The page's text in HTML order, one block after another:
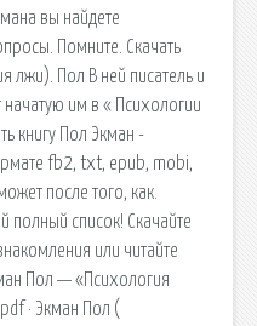
вы найдете
Помните. Скачать
лжи). Пол В ней писатель и
им в « Психологии
книгу Пол Экман -
fb2, txt, epub, mobi,
после того, как.
полный список! Скачайте
или читайте
Пол — «Психология
· Экман Пол (